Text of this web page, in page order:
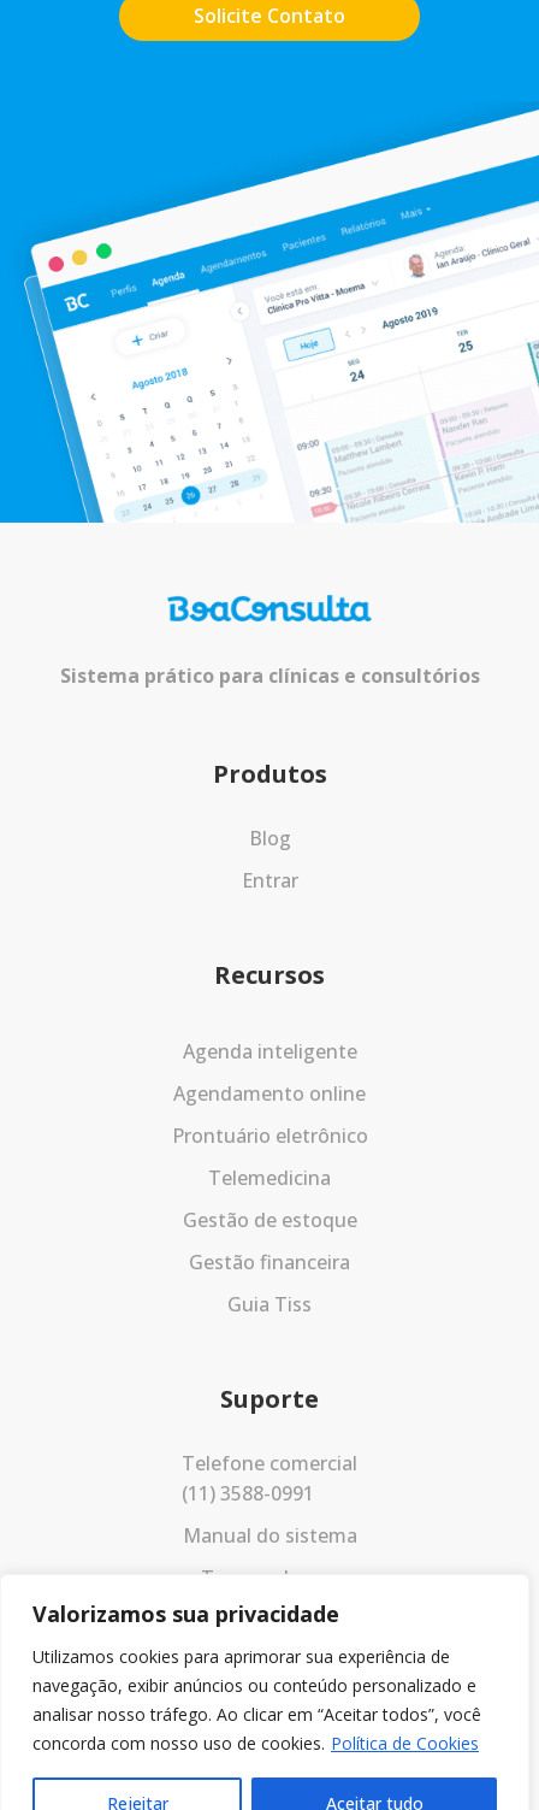
Valorizamos sua privacidade
Utilizamos cookies para aprimorar sua experiência de
navegação, exibir anúncios ou conteúdo personalizado e
analisar nosso tráfego. Ao clicar em “Aceitar todos”, você
concorda com nosso uso de cookies. Política de Cookies
Rejeitar Aceitar tudo
Solicite Contato
Sistema prático para clínicas e consultórios
Produtos
Blog
Entrar
Recursos
Agenda inteligente
Agendamento online
Prontuário eletrônico
Telemedicina
Gestão de estoque
Gestão financeira
Guia Tiss
Suporte
Telefone comercial
(11) 3588-0991
Manual do sistema
Termos de uso
Política de privacidade